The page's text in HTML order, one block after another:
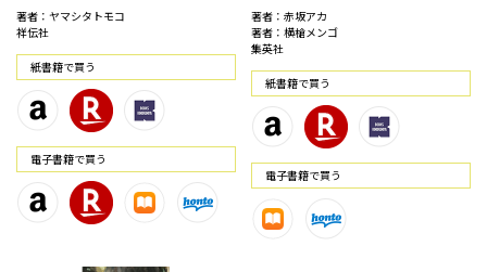
著者：ヤマシタトモコ
祥伝社
紙書籍で買う
電⼦書籍で買う
著者：赤坂アカ
著者：横槍メンゴ
集英社
紙書籍で買う
電⼦書籍で買う